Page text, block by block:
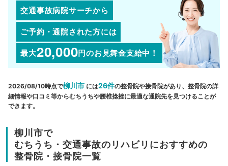
交通事故病院サーチから
ご予約・通院された方には
最大20,000円のお見舞金支給中！
2026/08/10時点で柳川市 には26件の整骨院や接骨院があり、整骨院の詳
細情報や口コミ等からむちうちや腰椎捻挫に最適な通院先を見つけることが
できます。
柳川市で
むちうち・交通事故のリハビリにおすすめの
整骨院・接骨院一覧